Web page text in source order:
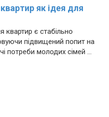
як ідея для
є стабільно
підвищений попит на
потреби молодих сімей ...